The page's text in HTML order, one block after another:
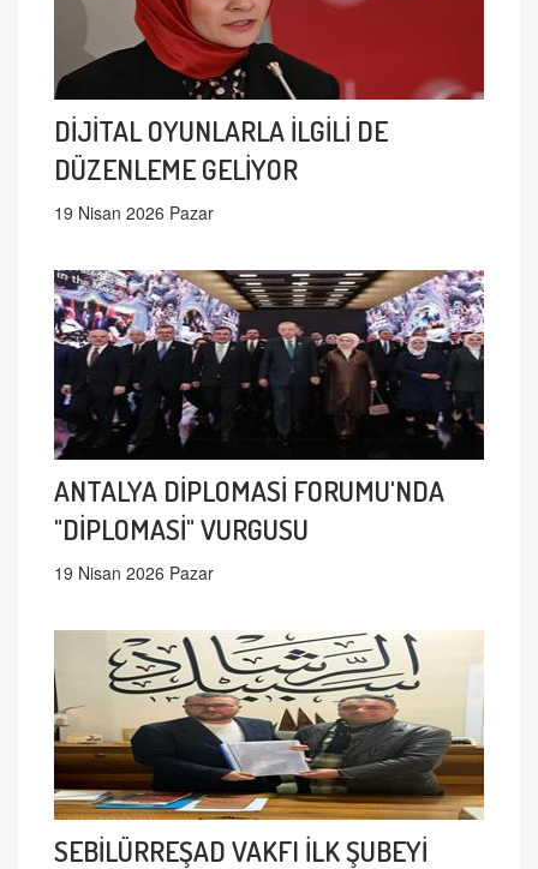
DİJİTAL OYUNLARLA İLGİLİ DE
DÜZENLEME GELİYOR
19 Nisan 2026 Pazar
ANTALYA DİPLOMASİ FORUMU'NDA
"DİPLOMASİ" VURGUSU
19 Nisan 2026 Pazar
SEBİLÜRREŞAD VAKFI İLK ŞUBEYİ